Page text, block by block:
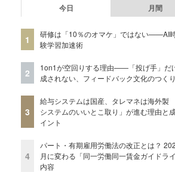
今日 月間
1
研修は「10％のオマケ」ではない——AI
験学習加速術
2
1on1が空回りする理由——「投げ手」だ
成されない、フィードバック文化のつく
3
給与システムは国産、タレマネは海外
システムのいいとこ取り」が進む理由と
イント
4
パート・有期雇用労働法の改正とは？
月に変わる「同一労働同一賃金ガイドラ
内容